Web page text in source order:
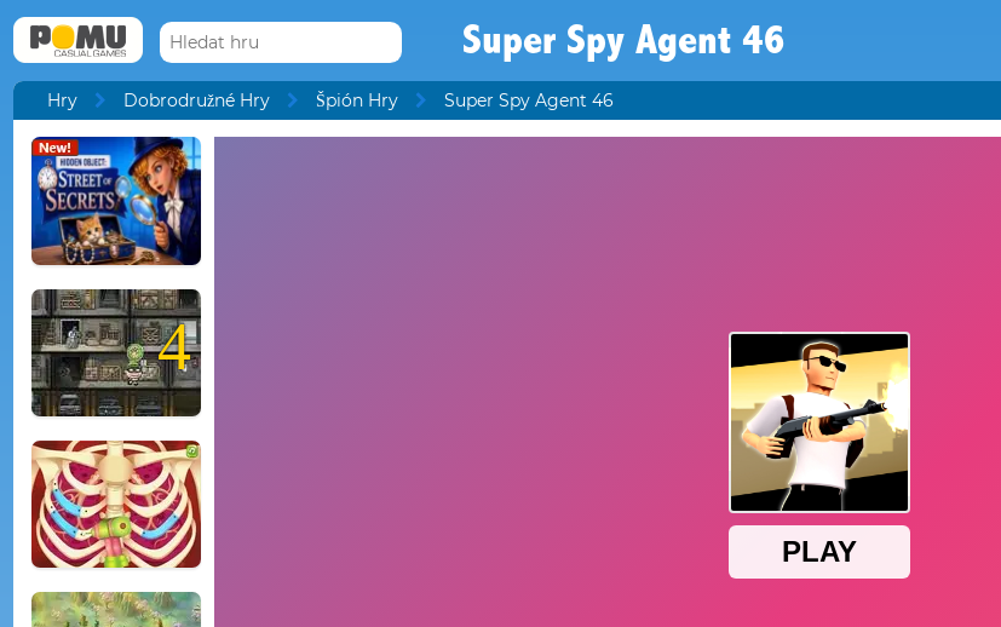
Super Spy Agent 46
Hry Dobrodružné Hry Špión Hry Super Spy Agent 46
4